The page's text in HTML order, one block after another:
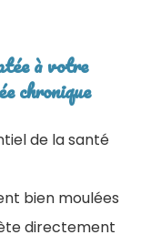
à votre
chronique
de la santé
bien moulées
directement